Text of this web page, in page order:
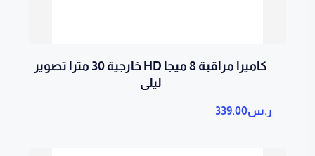
كاميرا مراقبة 8 ميجا HD خارجية 30 مترا تصوير
ليلى
ر.س339.00